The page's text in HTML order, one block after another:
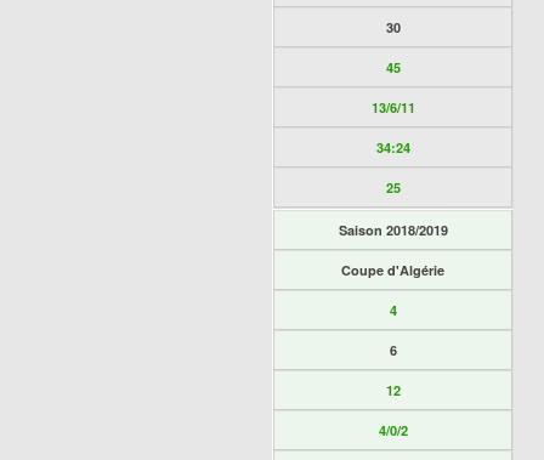
30
45
13/6/11
34:24
25
Saison 2018/2019
Coupe d'Algérie
4
6
12
4/0/2